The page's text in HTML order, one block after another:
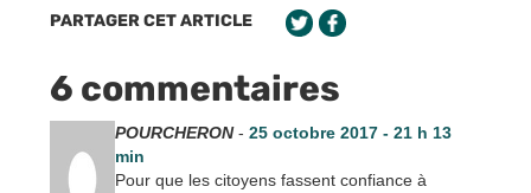
PARTAGER CET ARTICLE
6 commentaires
POURCHERON- 25 octobre 2017 - 21 h 13
min
Pour que les citoyens fassent confiance à